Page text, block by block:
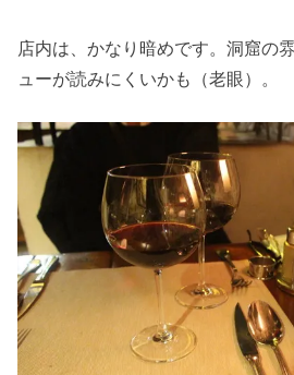
店内は、かなり暗めです。洞窟の
ューが読みにくいかも（老眼）。